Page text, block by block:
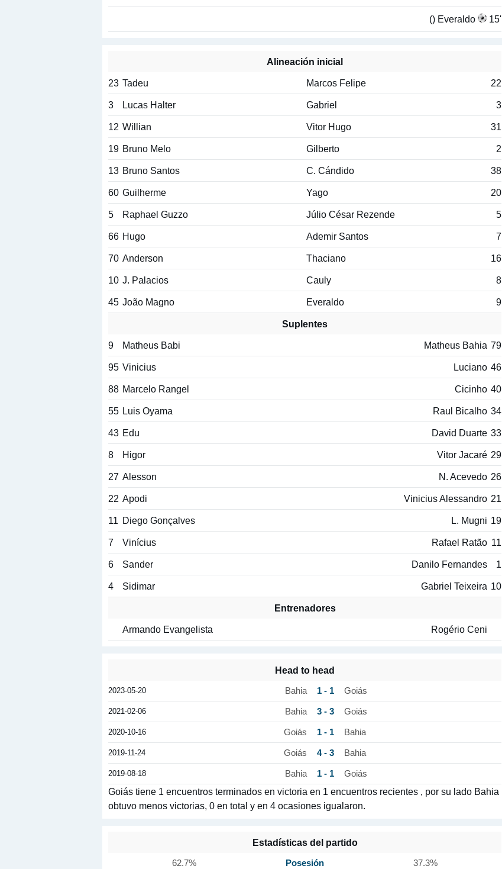
() Everaldo 15'
Alineación inicial
23 Tadeu Marcos Felipe 22
3 Lucas Halter Gabriel 3
12 Willian Vitor Hugo 31
19 Bruno Melo Gilberto 2
13 Bruno Santos C. Cándido 38
60 Guilherme Yago 20
5 Raphael Guzzo Júlio César Rezende 5
66 Hugo Ademir Santos 7
70 Anderson Thaciano 16
10 J. Palacios Cauly 8
45 João Magno Everaldo 9
Suplentes
9
Matheus Babi Matheus Bahia 79
95 Vinicius Luciano 46
88 Marcelo Rangel Cicinho 40
55 Luis Oyama Raul Bicalho 34
43 Edu David Duarte 33
8 Higor Vitor Jacaré 29
27 Alesson N. Acevedo 26
22 Apodi Vinicius Alessandro 21
11 Diego Gonçalves L. Mugni 19
7 Vinícius Rafael Ratão 11
6 Sander Danilo Fernandes 1
4 Sidimar Gabriel Teixeira 10
Entrenadores
Armando Evangelista
Rogério Ceni
Head to head
2023-05-20 Bahia 1 - 1 Goiás
2021-02-06 Bahia 3 - 3 Goiás
2020-10-16 Goiás 1 - 1 Bahia
2019-11-24 Goiás 4 - 3 Bahia
2019-08-18 Bahia 1 - 1 Goiás
Goiás tiene 1 encuentros terminados en victoria en 1 encuentros recientes , por su lado Bahia
obtuvo menos victorias, 0 en total y en 4 ocasiones igualaron.
Estadísticas del partido
62.7% Posesión 37.3%